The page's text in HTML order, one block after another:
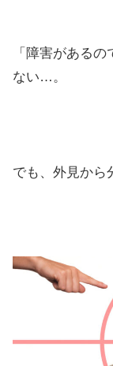
「障害がある
ない…。
でも、外見から